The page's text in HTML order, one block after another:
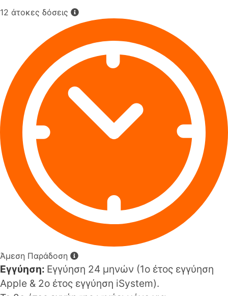
12 άτοκες δόσεις
Άμεση Παράδοση
Εγγύηση: Εγγύηση 24 μηνών (1o έτος εγγύηση
Apple & 2ο έτος εγγύηση iSystem).